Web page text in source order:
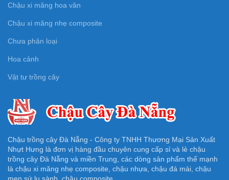
Chậu xi măng hoa văn
Chậu xi măng nhẹ composite
Chưa phân loại
Hoa cảnh
Vật tư trồng cây
Chậu trồng cây Đà Nẵng - Công ty TNHH Thương Mại Sản Xuất
Nhựt Hưng là đơn vị hàng đầu chuyên cung cấp sỉ và lẻ chậu
trồng cây Đà Nẵng và miền Trung, các dòng sản phẩm thế mạnh
là chậu xi măng nhẹ composite, chậu nhựa, chậu đá mài, chậu